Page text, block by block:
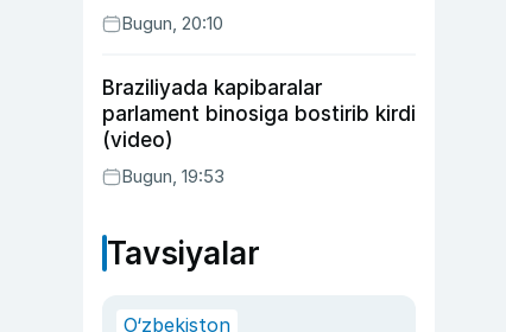
ijtimoiy keshbek to‘lab berildi
Bugun, 20:10
Braziliyada kapibaralar
parlament binosiga bostirib kirdi
(video)
Bugun, 19:53
Tavsiyalar
O‘zbekiston